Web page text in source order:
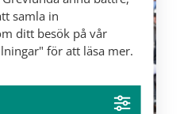
samla in
ditt besök på vår
för att läsa mer.